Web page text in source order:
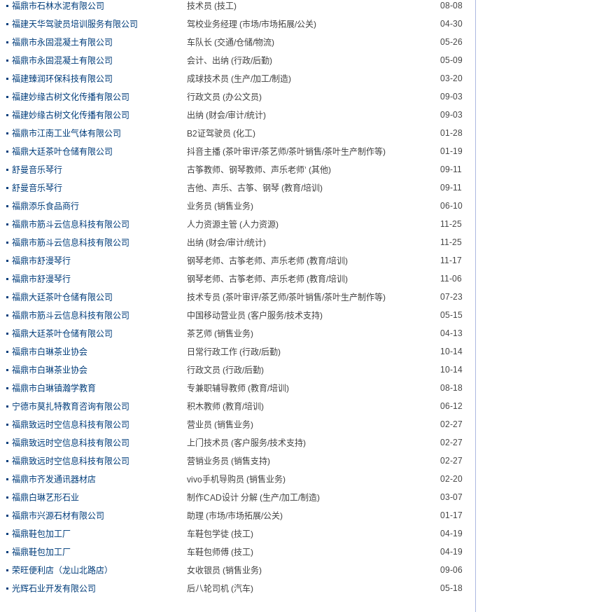
福鼎市石林水泥有限公司 技术员 (技工)
08-08
福建天华驾驶员培训服务有限公司
驾校业务经理 (市场/市场拓展/公关)
04-30
福鼎市永固混凝土有限公司
车队长 (交通/仓储/物流)
05-26
福鼎市永固混凝土有限公司
会计、出纳 (行政/后勤)
05-09
福建臻润环保科技有限公司
成球技术员 (生产/加工/制造)
03-20
福建妙缘古树文化传播有限公司
行政文员 (办公文员)
09-03
福建妙缘古树文化传播有限公司
出纳 (财会/审计/统计)
09-03
福鼎市江南工业气体有限公司
B2证驾驶员 (化工)
01-28
福鼎大廷茶叶仓储有限公司
抖音主播 (茶叶审评/茶艺师/茶叶销售/茶叶生产制作等)
01-19
舒曼音乐琴行
古筝教师、钢琴教师、声乐老师’ (其他)
09-11
舒曼音乐琴行
吉他、声乐、古筝、钢琴 (教育/培训)
09-11
福鼎添乐食品商行
业务员 (销售业务)
06-10
福鼎市筋斗云信息科技有限公司
人力资源主管 (人力资源)
11-25
福鼎市筋斗云信息科技有限公司
出纳 (财会/审计/统计)
11-25
福鼎市舒漫琴行
钢琴老师、古筝老师、声乐老师 (教育/培训)
11-17
福鼎市舒漫琴行
钢琴老师、古筝老师、声乐老师 (教育/培训)
11-06
福鼎大廷茶叶仓储有限公司
技术专员 (茶叶审评/茶艺师/茶叶销售/茶叶生产制作等)
07-23
福鼎市筋斗云信息科技有限公司
中国移动营业员 (客户服务/技术支持)
05-15
福鼎大廷茶叶仓储有限公司
茶艺师 (销售业务)
04-13
福鼎市白琳茶业协会
日常行政工作 (行政/后勤)
10-14
福鼎市白琳茶业协会
行政文员 (行政/后勤)
10-14
福鼎市白琳镇瀚学教育
专兼职辅导教师 (教育/培训)
08-18
宁德市莫扎特教育咨询有限公司
积木教师 (教育/培训)
06-12
福鼎致远时空信息科技有限公司
营业员 (销售业务)
02-27
福鼎致远时空信息科技有限公司
上门技术员 (客户服务/技术支持)
02-27
福鼎致远时空信息科技有限公司
营销业务员 (销售支持)
02-27
福鼎市齐发通讯器材店
vivo手机导购员 (销售业务)
02-20
福鼎白琳艺形石业
制作CAD设计 分解 (生产/加工/制造)
03-07
福鼎市兴源石材有限公司
助理 (市场/市场拓展/公关)
01-17
福鼎鞋包加工厂
车鞋包学徒 (技工)
04-19
福鼎鞋包加工厂
车鞋包师傅 (技工)
04-19
荣旺便利店（龙山北路店）
女收银员 (销售业务)
09-06
光辉石业开发有限公司
后八轮司机 (汽车) 05-18